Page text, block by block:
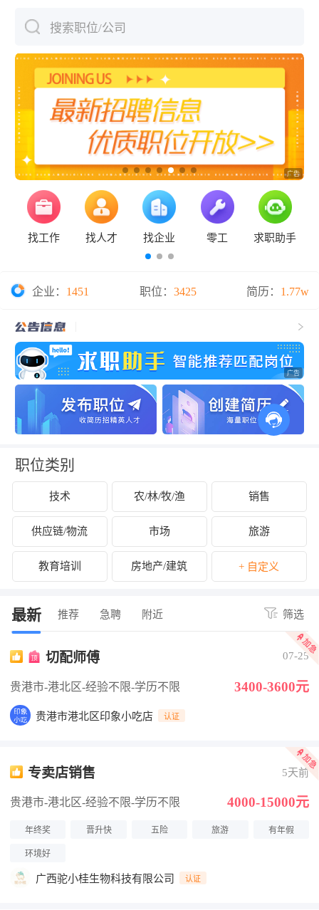
搜索职位/公司
找工作 找人才 找企业 零工 求职助手
企业： 1451 职位： 3425 简历： 1.77w
职位类别
技术 农/林/牧/渔 销售
供应链/物流 市场 旅游
教育培训 房地产/建筑 + 自定义
最新 推荐 急聘 附近 筛选
切配师傅 07-25
贵港市-港北区-经验不限-学历不限 3400-3600元
贵港市港北区印象小吃店 认证
专卖店销售 5天前
贵港市-港北区-经验不限-学历不限 4000-15000元
年终奖 晋升快 五险 旅游 有年假
环境好
广西驼小桂生物科技有限公司 认证